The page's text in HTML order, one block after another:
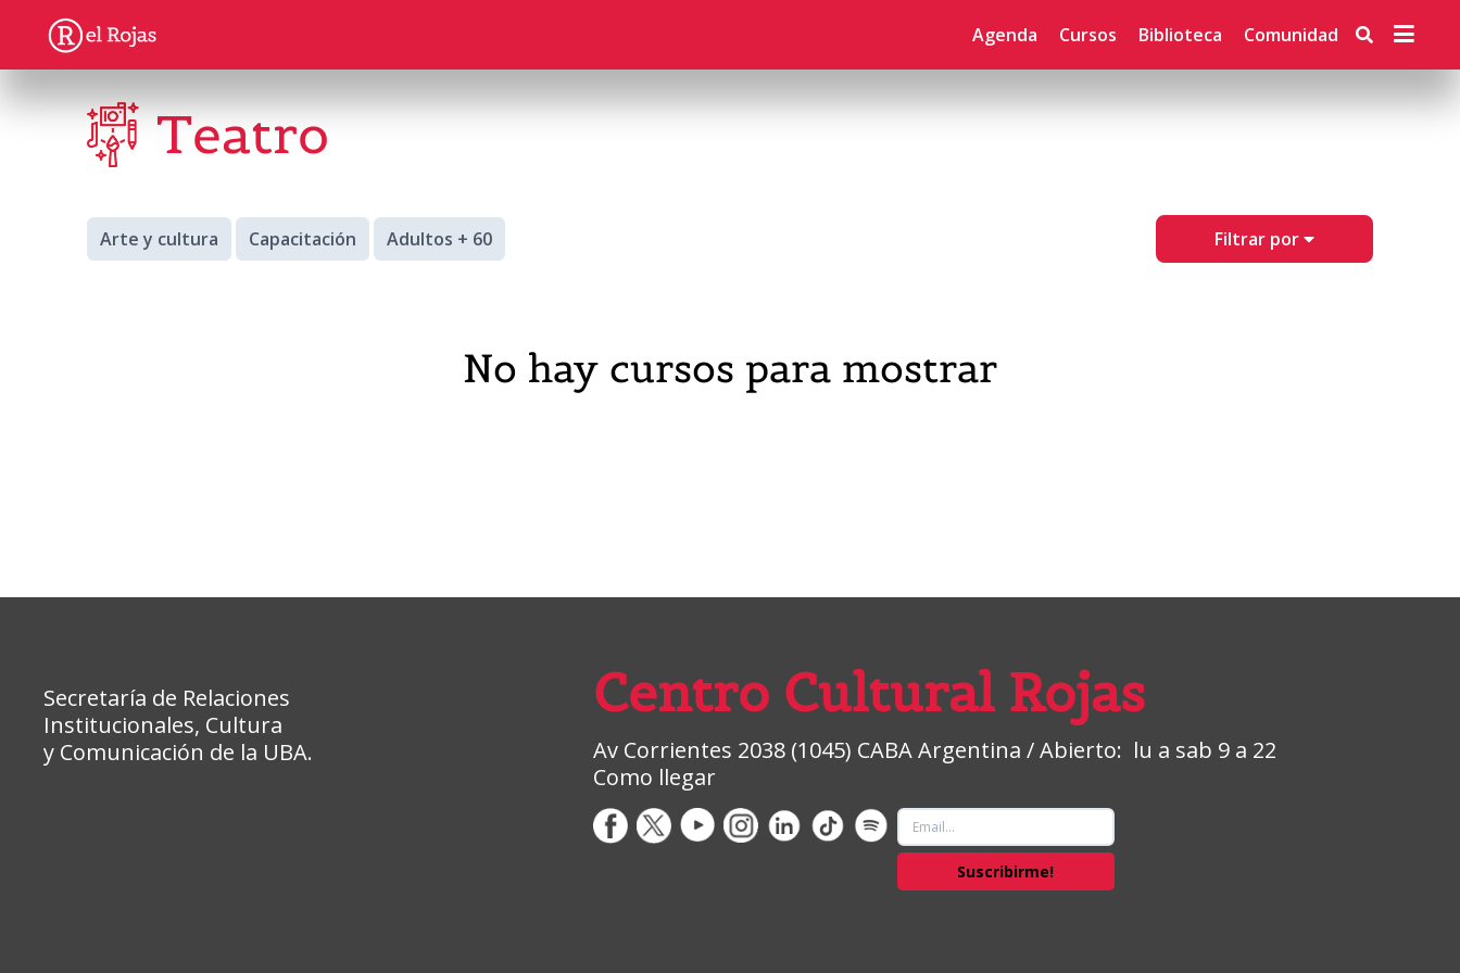
Agenda Cursos Biblioteca Comunidad
Teatro
Arte y cultura Capacitación Adultos + 60 Filtrar por
No hay cursos para mostrar
Secretaría de Relaciones
Institucionales, Cultura
y Comunicación de la UBA.
Centro Cultural Rojas
Av Corrientes 2038 (1045) CABA Argentina / Abierto: lu a sab 9 a 22
Como llegar